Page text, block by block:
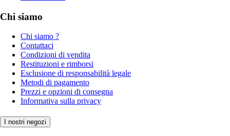
Chi siamo
Chi siamo ?
Contattaci
Condizioni di vendita
Restituzioni e rimborsi
Esclusione di responsabilità legale
Metodi di pagamento
Prezzi e opzioni di consegna
Informativa sulla privacy
I nostri negozi